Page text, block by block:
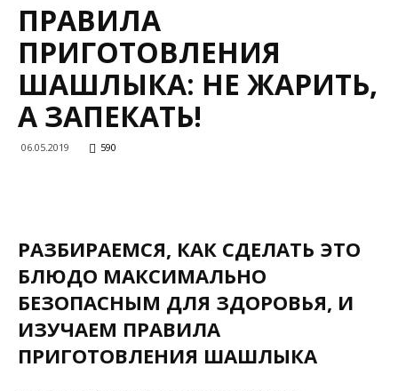
ПРАВИЛА
ПРИГОТОВЛЕНИЯ
ШАШЛЫКА: НЕ ЖАРИТЬ,
А ЗАПЕКАТЬ!
06.05.2019 590
РАЗБИРАЕМСЯ, КАК СДЕЛАТЬ ЭТО
БЛЮДО МАКСИМАЛЬНО
БЕЗОПАСНЫМ ДЛЯ ЗДОРОВЬЯ, И
ИЗУЧАЕМ ПРАВИЛА
ПРИГОТОВЛЕНИЯ ШАШЛЫКА